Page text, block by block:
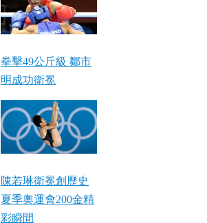
拳擊49公斤級 鄒市
明成功衛冕
陳若琳衛冕創歷史
夏季奧運會200金精
彩瞬間